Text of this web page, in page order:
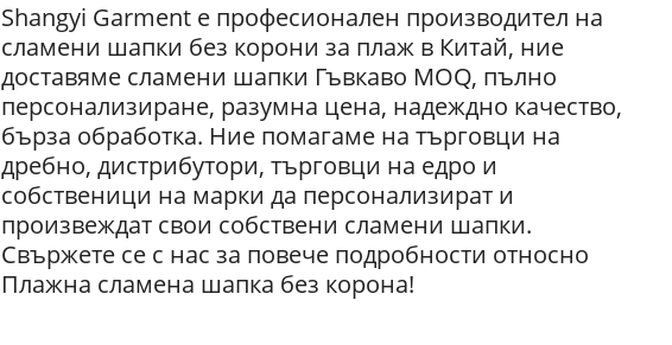
Shangyi Garment е професионален производител на
сламени шапки без корони за плаж в Китай, ние
доставяме сламени шапки Гъвкаво MOQ, пълно
персонализиране, разумна цена, надеждно качество,
бърза обработка. Ние помагаме на търговци на
дребно, дистрибутори, търговци на едро и
собственици на марки да персонализират и
произвеждат свои собствени сламени шапки.
Свържете се с нас за повече подробности относно
Плажна сламена шапка без корона!